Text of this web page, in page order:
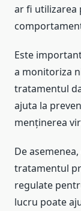
ar fi utilizarea
Este
a monitoriza
tratamentul
ajuta la
menținerea
De
tratamentul
regulate
lucru poate